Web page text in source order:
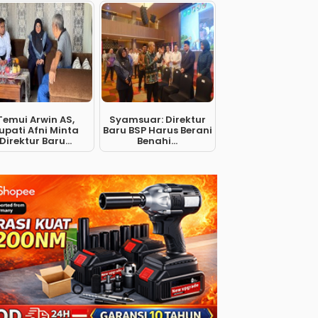
Arwin AS,
Afni Minta
Direktur Baru...
Syamsuar: Direktur
Baru BSP Harus Berani
Benahi...